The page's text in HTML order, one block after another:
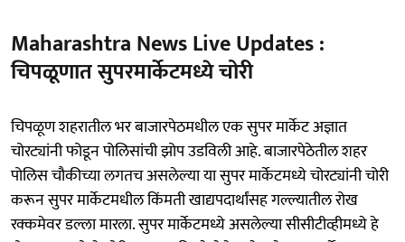
Maharashtra News Live Updates :
चिपळूणात सुपरमार्केटमध्ये चोरी
चिपळूण शहरातील भर बाजारपेठमधील एक सुपर मार्केट अज्ञात
चोरट्यांनी फोडून पोलिसांची झोप उडविली आहे. बाजारपेठेतील शहर
पोलिस चौकीच्या लगतच असलेल्या या सुपर मार्केटमध्ये चोरट्यांनी चोरी
करून सुपर मार्केटमधील किंमती खाद्यपदार्थांसह गल्ल्यातील रोख
रक्कमेवर डल्ला मारला. सुपर मार्केटमध्ये असलेल्या सीसीटीव्हीमध्ये हे